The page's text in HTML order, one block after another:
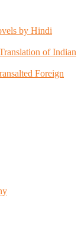
by Hindi
of Indian
Foreign